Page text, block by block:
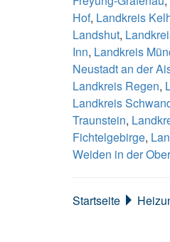
Hof, Landkreis
Landshut,
Inn, Landkreis
Neustadt an der
Landkreis Regen,
Landkreis
Traunstein,
Fichtelgebirge,
Weiden in der
Startseite